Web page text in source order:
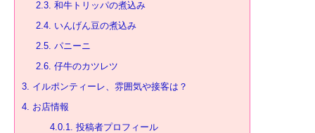
2.3. 和牛トリッパの煮込み
2.4. いんげん豆の煮込み
2.5. パニーニ
2.6. 仔牛のカツレツ
3. イルポンティーレ、雰囲気や接客は？
4. お店情報
4.0.1. 投稿者プロフィール